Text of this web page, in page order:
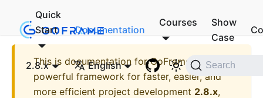
Quick
Start
Documentation
Courses
Show
Case
2.8.x English Search
This is documentation forGoFrame - A
powerful framework for faster, easier, and
more efficient project development 2.8.x,